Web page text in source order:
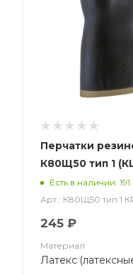
Перчатки
К80Щ50 тип 1
Есть в наличии: 191
Арт.: К80Щ50 тип 1
245 ₽
Материал
Латекс